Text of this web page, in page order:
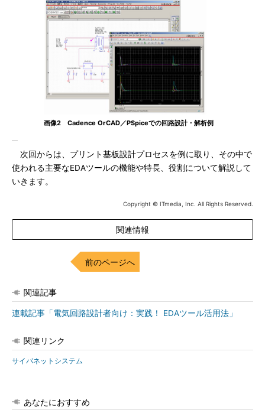
画像2 Cadence OrCAD／PSpiceでの回路設計・解析例
次回からは、プリント基板設計プロセスを例に取り、その中で
使われる主要なEDAツールの機能や特長、役割について解説して
いきます。
Copyright © ITmedia, Inc. All Rights Reserved.
関連情報
前のページへ
関連記事
連載記事「電気回路設計者向け：実践！ EDAツール活用法」
関連リンク
サイバネットシステム
あなたにおすすめ